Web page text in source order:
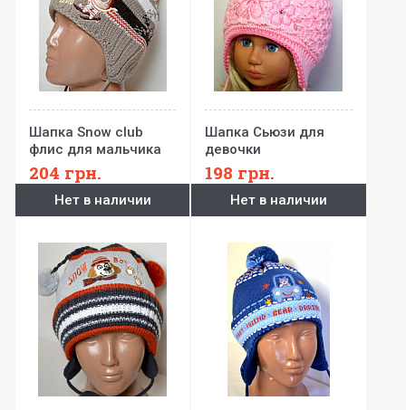
Шапка Snow club
флис для мальчика
204 грн.
Нет в наличии
Шапка Сьюзи для
девочки
198 грн.
Нет в наличии